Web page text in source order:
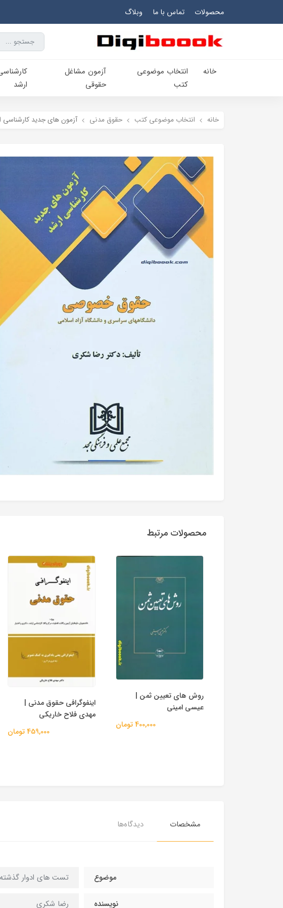
محصولات تماس با ما وبلاگ
خانه
انتخاب​ موضوعي​
کتب
آزمون مشاغل
حقوقی
ارشد
خانه انتخاب​ موضوعي​ کتب حقوق مدني آزمون های جدید
محصولات مرتبط
روش های تعیین ثمن |
عیسی امینی
400,000 تومان
اینفوگرافی حقوق مدنی |
مهدی فلاح خاریکی
459,000 تومان
مشخصات دیدگاه‌ها
موضوع تست هاي ادوار
نویسنده رضا شکری